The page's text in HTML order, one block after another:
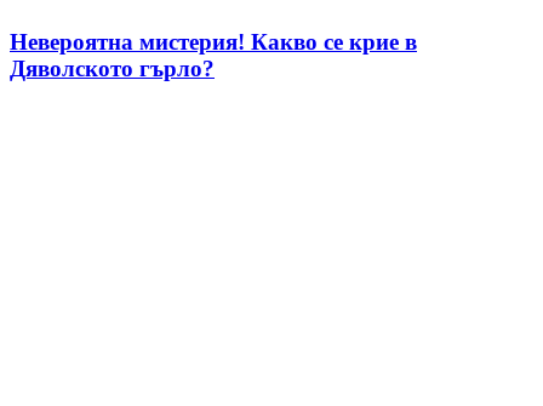
Невероятна мистерия! Какво се крие в
Дяволското гърло?